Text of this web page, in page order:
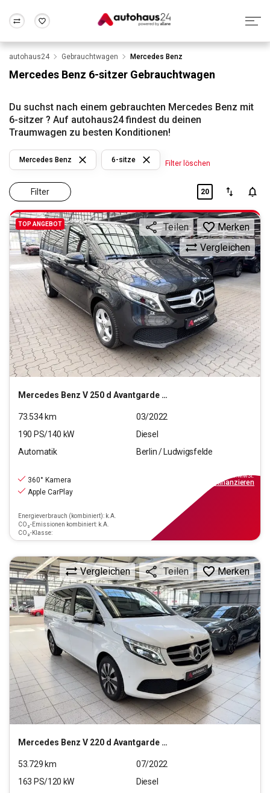
Wir bewerten dein Auto
Alle Fragen & Antworten
Rund um die Inzahlungnahme
Frankfurt Wuppertal
autohaus24 Gebrauchtwagen Mercedes Benz
Mercedes Benz 6-sitzer Gebrauchtwagen
Du suchst nach einem gebrauchten Mercedes Benz mit
6-sitzer ? Auf autohaus24 findest du deinen
Traumwagen zu besten Konditionen!
Filter
Mercedes Benz 6-sitze Filter löschen
20
TOP ANGEBOT
Mercedes Benz V 250 d Avantgarde Edition kompakt (EURO 6d)
Vergleichen
Teilen Merken
73.534km
03/2022
190 PS/140 kW
Diesel
Automatik
Berlin / Ludwigsfelde
360° Kamera
Apple CarPlay
Energieverbrauch (kombiniert): k.A.
CO₂-Emissionen kombiniert: k.A.
CO₂-Klasse:
inkl.MwSt.
finanzieren
Mercedes Benz V 220 d Avantgarde lang (EURO 6d)
Vergleichen Teilen Merken
53.729 km
07/2022
163 PS/120 kW
Diesel